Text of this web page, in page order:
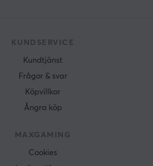
KUNDSERVICE
Kundtjänst
Frågor & svar
Köpvillkor
Ångra köp
MAXGAMING
Cookies